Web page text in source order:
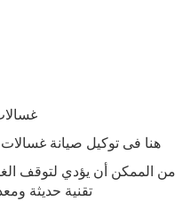
هنا فى توكيل صيانة
من الممكن أن يؤدي لتوقف
تقنية حديثة